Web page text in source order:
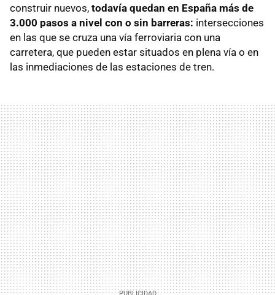
construir nuevos, todavía quedan en España más de
3.000 pasos a nivel con o sin barreras: intersecciones
en las que se cruza una vía ferroviaria con una
carretera, que pueden estar situados en plena vía o en
las inmediaciones de las estaciones de tren.